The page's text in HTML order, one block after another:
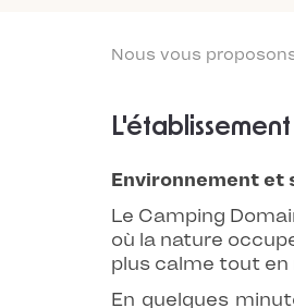
Nous vous
L'établissement
Environnement et
Le Camping
où la nature
plus calme tout
En quelques